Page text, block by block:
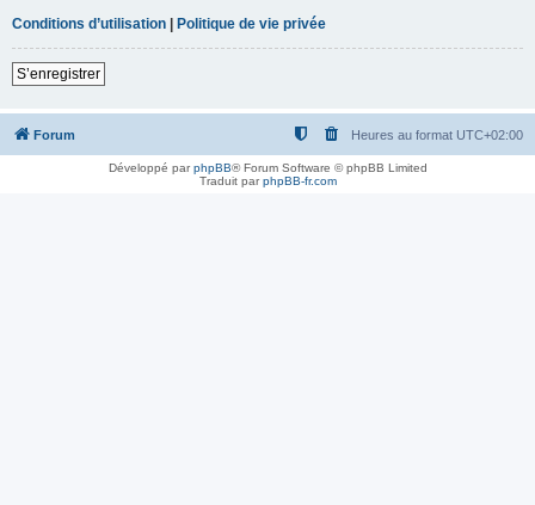
Conditions d’utilisation | Politique de vie privée
S’enregistrer
Forum Heures au format UTC+02:00
Développé parphpBB® Forum Software © phpBB Limited
Traduit parphpBB-fr.com